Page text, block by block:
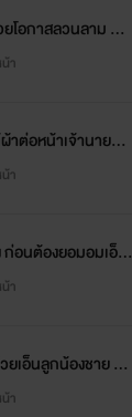
อกาสลวนลาม NC
า
ต่อหน้าเจ้านายหนุ่
า
อนต้องยอมอมเอ็นใ
า
เอ็นลูกน้องชาย N
า